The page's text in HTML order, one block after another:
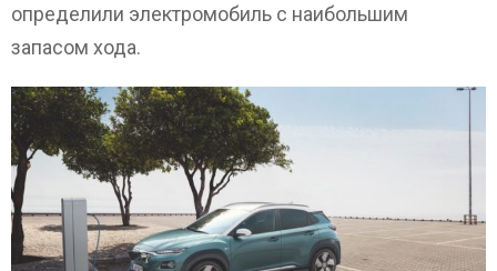
определили электромобиль с наибольшим
запасом хода.